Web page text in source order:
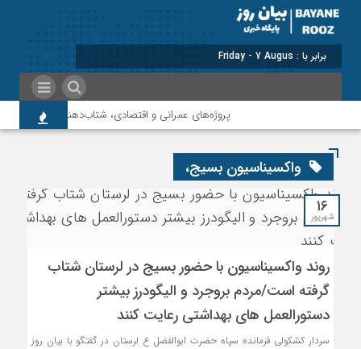
برابر با : Friday - 7 August - 2026
پروژه‌های عمرانی و اقتصادی، شتاب‌دهنده توسعه
واکسیناسیون بسیج،
۱۶
شهریور
روند واکسیناسیون با حضور بسیج در لرستان شتاب
گرفته است/مردم بروجرد و الیگودرز بیشتر
دستورالعمل های بهداشتی رعایت کنند
سردار کشکولی فرمانده سپاه حضرت ابوالفضل ع لرستان در گفتگو با بیان روز